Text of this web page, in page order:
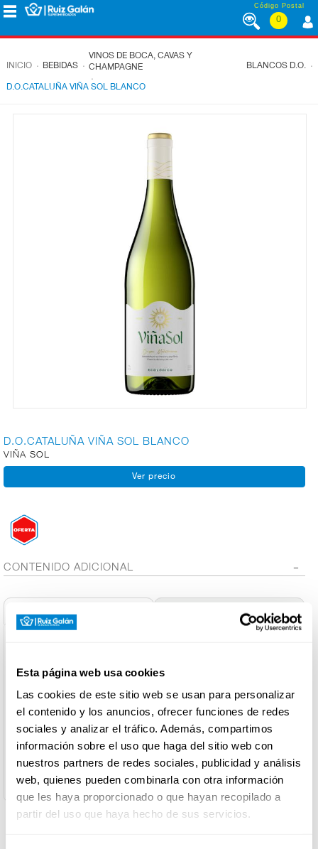
Esta página web usa cookies
Las cookies de este sitio web se usan para personalizar
el contenido y los anuncios, ofrecer funciones de redes
sociales y analizar el tráfico. Además, compartimos
información sobre el uso que haga del sitio web con
nuestros partners de redes sociales, publicidad y análisis
web, quienes pueden combinarla con otra información
que les haya proporcionado o que hayan recopilado a
partir del uso que haya hecho de sus servicios.
Saltar al contenido Código Postal
0
QUESOS
CORTE
FRUTAS Y
BEBIDAS
DROGUERÍA
E HIGIENE
INICIO . BEBIDAS .
VINOS DE BOCA, CAVAS Y
CHAMPAGNE
.
BLANCOS D.O. .
D.O.CATALUÑA VIÑA SOL BLANCO
D.O.CATALUÑA VIÑA SOL BLANCO
VIÑA SOL
CONTENIDO ADICIONAL
País de Origen:
Nombre de Operador:
FAMILIA TORRES
Dirección del Operador:
Miquel Torres i Carbó, 6 - 08720 Vilafranca del Penedès -
España
Cantidad neta:
750 ml